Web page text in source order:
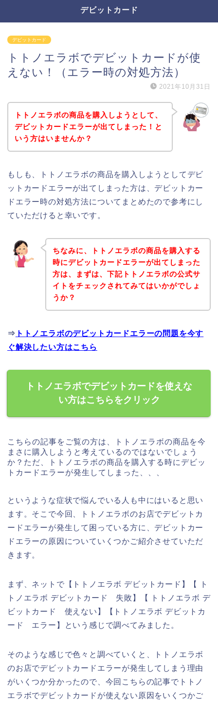
デビットカード
デビットカード
トトノエラボでデビットカードが使
えない！（エラー時の対処方法）
2021年10月31日
トトノエラボの商品を購入しようとして、
デビットカードエラーが出てしまった！と
いう方はいませんか？
もしも、トトノエラボの商品を購入しようとしてデビ
ットカードエラーが出てしまった方は、デビットカー
ドエラー時の対処方法についてまとめたので参考にし
ていただけると幸いです。
ちなみに、トトノエラボの商品を購入する
時にデビットカードエラーが出てしまった
方は、まずは、下記トトノエラボの公式サ
イトをチェックされてみてはいかがでしょ
うか？
⇒ トトノエラボのデビットカードエラーの問題を今す
ぐ解決したい方はこちら
トトノエラボでデビットカードを使えな
い方はこちらをクリック
こちらの記事をご覧の方は、トトノエラボの商品を今
まさに購入しようと考えているのではないでしょう
か？ただ、トトノエラボの商品を購入する時にデビッ
トカードエラーが発生してしまった、、、
というような症状で悩んでいる人も中にはいると思い
ます。そこで今回、トトノエラボのお店でデビットカ
ードエラーが発生して困っている方に、デビットカー
ドエラーの原因についていくつかご紹介させていただ
きます。
まず、ネットで【トトノエラボ デビットカード】【 ト
トノエラボ デビットカード 失敗】【 トトノエラボ デ
ビットカード 使えない】【トトノエラボ デビットカ
ード エラー】という感じで調べてみました。
そのような感じで色々と調べていくと、トトノエラボ
のお店でデビットカードエラーが発生してしまう理由
がいくつか分かったので、今回こちらの記事でトトノ
エラボでデビットカードが使えない原因をいくつかご